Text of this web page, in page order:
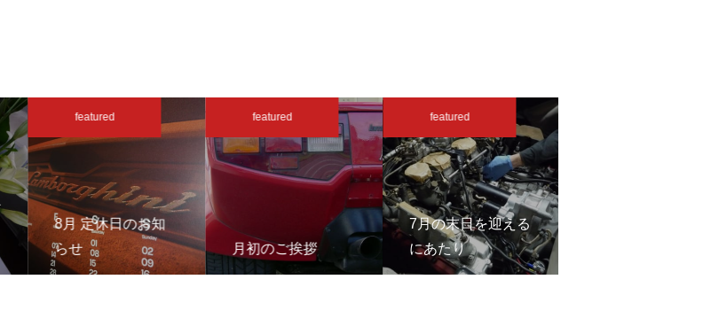
featured
8月 定休日のお知
らせ
featured
月初のご挨拶
featured
7月の末日を迎える
にあたり